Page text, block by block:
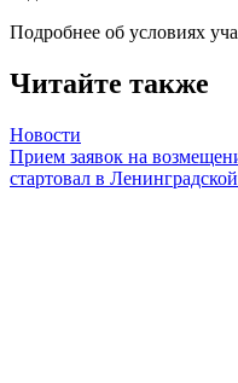
Подробнее об условиях
Читайте также
Новости
Прием заявок на
стартовал в